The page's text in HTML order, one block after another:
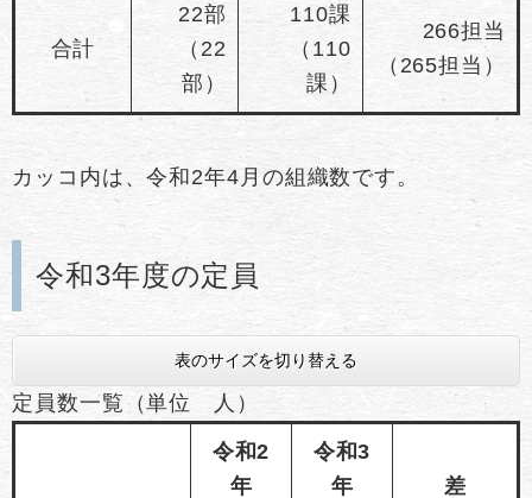
合計
22部
（22
部）
110課
（110
課）
266担当
（265担当）
カッコ内は、令和2年4月の組織数です。
令和3年度の定員
表のサイズを切り替える
定員数一覧（単位 人）
令和2
年
令和3
年
差